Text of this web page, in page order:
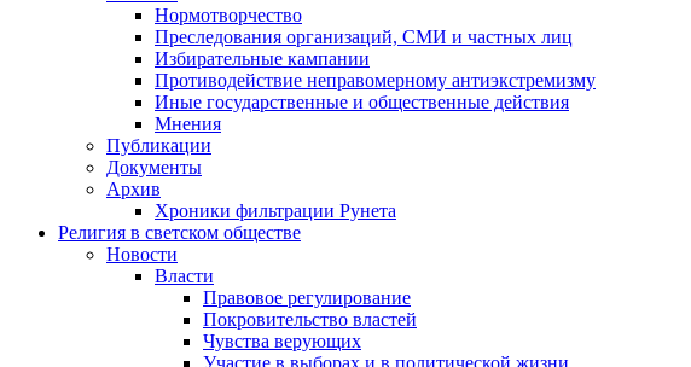
Нормотворчество
Преследования организаций, СМИ и частных лиц
Избирательные кампании
Противодействие неправомерному антиэкстремизму
Иные государственные и общественные действия
Мнения
Публикации
Документы
Архив
Хроники фильтрации Рунета
Религия в светском обществе
Новости
Власти
Правовое регулирование
Покровительство властей
Чувства верующих